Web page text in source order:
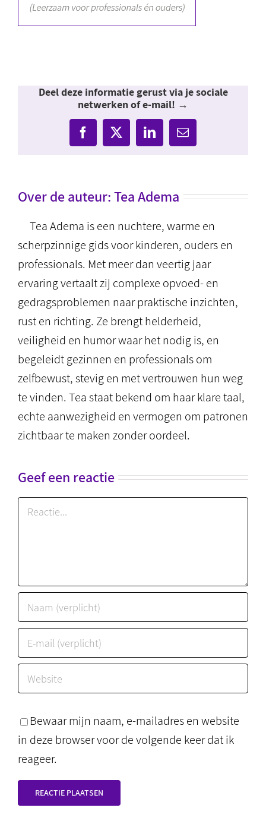
Deel deze informatie gerust via je sociale
netwerken of e-mail! →
Facebook
X LinkedIn
E-
mail
Over de auteur:Tea Adema
Tea Adema is een nuchtere, warme en
scherpzinnige gids voor kinderen, ouders en
professionals. Met meer dan veertig jaar
ervaring vertaalt zij complexe opvoed- en
gedragsproblemen naar praktische inzichten,
rust en richting. Ze brengt helderheid,
veiligheid en humor waar het nodig is, en
begeleidt gezinnen en professionals om
zelfbewust, stevig en met vertrouwen hun weg
te vinden. Tea staat bekend om haar klare taal,
echte aanwezigheid en vermogen om patronen
zichtbaar te maken zonder oordeel.
Geef een reactie
Reactie
Bewaar mijn naam, e-mailadres en website
in deze browser voor de volgende keer dat ik
reageer.